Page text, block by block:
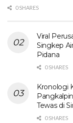
0 SHARES
Viral
Singkep
Pidana
0 SHARES
Kronologi
Tewas di
0 SHARES